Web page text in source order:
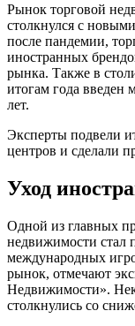
Рынок торговой
столкнулся с
после пандемии,
иностранных
рынка. Также в
итогам года введен
лет.
Эксперты подвели
центров и сделали
Уход
Одной из главных
недвижимости стал
международных
рынок, отмечают
Недвижимости».
столкнулись со